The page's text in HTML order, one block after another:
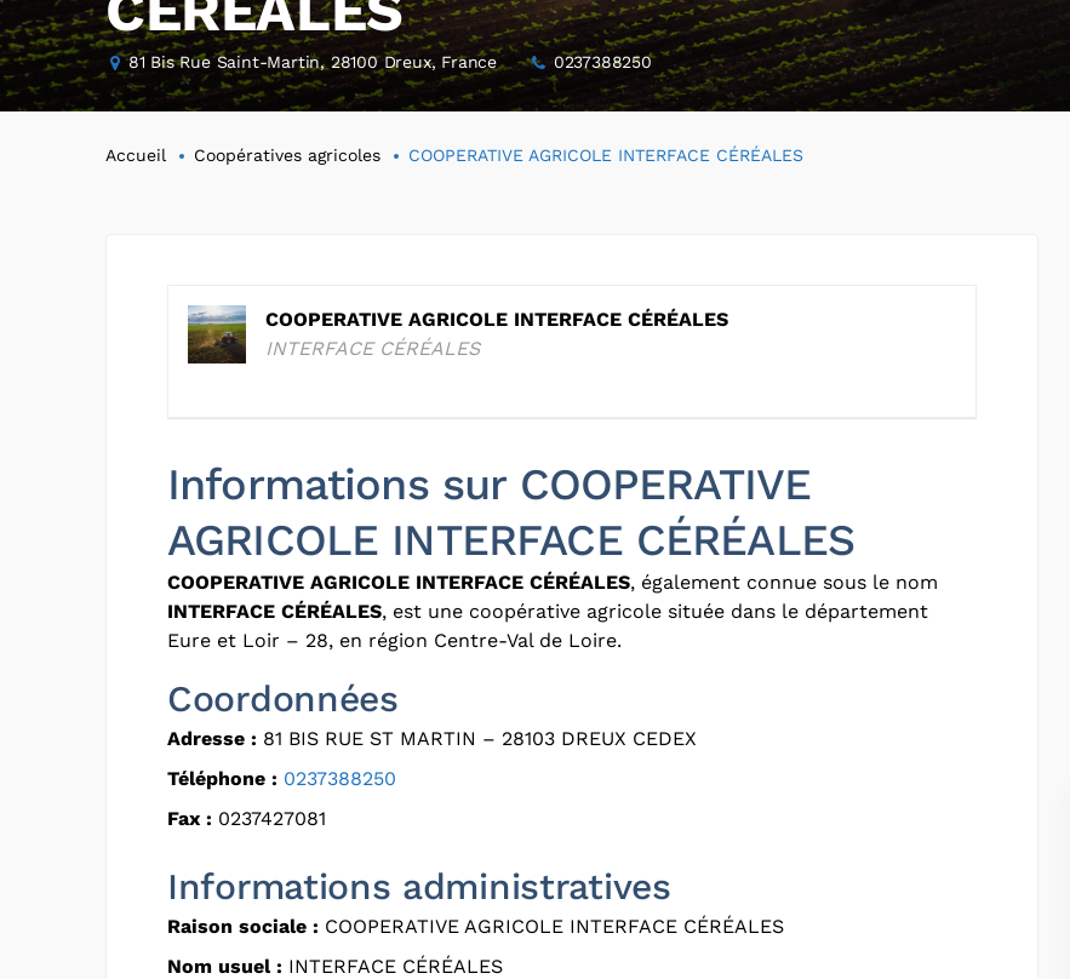
81 Bis Rue Saint-Martin, 28100 Dreux, France 0237388250
Accueil Coopératives agricoles COOPERATIVE AGRICOLE INTERFACE CÉRÉALES
COOPERATIVE AGRICOLE INTERFACE CÉRÉALES
INTERFACE CÉRÉALES
Informations sur COOPERATIVE
AGRICOLE INTERFACE CÉRÉALES
COOPERATIVE AGRICOLE INTERFACE CÉRÉALES, également connue sous le nom
INTERFACE CÉRÉALES, est une coopérative agricole située dans le département
Eure et Loir – 28, en région Centre-Val de Loire.
Coordonnées
Adresse : 81 BIS RUE ST MARTIN – 28103 DREUX CEDEX
Téléphone : 0237388250
Fax : 0237427081
Informations administratives
Raison sociale : COOPERATIVE AGRICOLE INTERFACE CÉRÉALES
Nom usuel : INTERFACE CÉRÉALES